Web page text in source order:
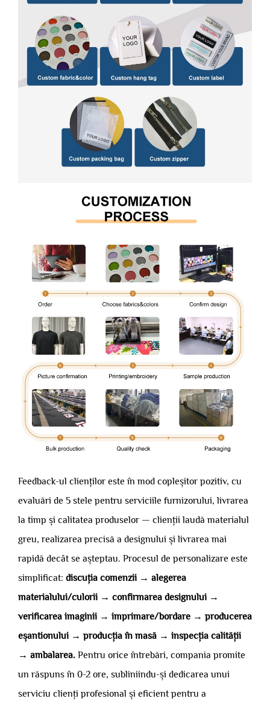
Feedback-ul clienților este în mod copleșitor pozitiv, cu
evaluări de 5 stele pentru serviciile furnizorului, livrarea
la timp și calitatea produselor — clienții laudă materialul
greu, realizarea precisă a designului și livrarea mai
rapidă decât se așteptau. Procesul de personalizare este
simplificat: discuția comenzii → alegerea
materialului/culorii → confirmarea designului →
verificarea imaginii → imprimare/bordare → producerea
eșantionului → producția în masă → inspecția calității
→ ambalarea. Pentru orice întrebări, compania promite
un răspuns în 0-2 ore, subliniindu-și dedicarea unui
serviciu clienți profesional și eficient pentru a